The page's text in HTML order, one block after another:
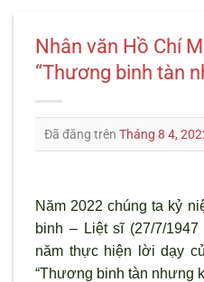
Nhân văn Hồ Chí
“Thương binh tàn
Đã đăng trên Tháng 8 4,
Năm 2022 chúng ta kỷ
binh – Liệt sĩ (27/7/
năm thực hiện lời dạy
“Thương binh tàn nhưng